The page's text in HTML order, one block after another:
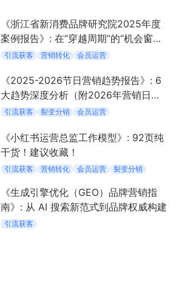
《浙江省新消费品牌研究院2025年度
案例报告》: 在“穿越周期”的“机会窗口”
中定义新消费
引流获客 营销转化 会员运营
《2025-2026节日营销趋势报告》: 6
大趋势深度分析（附2026年营销日
历）
引流获客 裂变分销 会员运营
《小红书运营总监工作模型》: 92页纯
干货！建议收藏！
引流获客 营销转化 会员运营 裂变分销
《生成引擎优化（GEO）品牌营销指
南》: 从 AI 搜索新范式到品牌权威构建
引流获客